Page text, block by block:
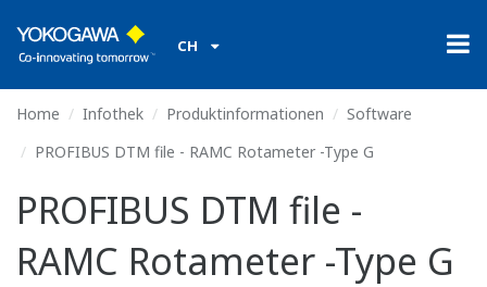
CH
Home Infothek Produktinformationen
Software
PROFIBUS DTM file - RAMC Rotameter -Type G
PROFIBUS DTM file -
RAMC Rotameter -Type G